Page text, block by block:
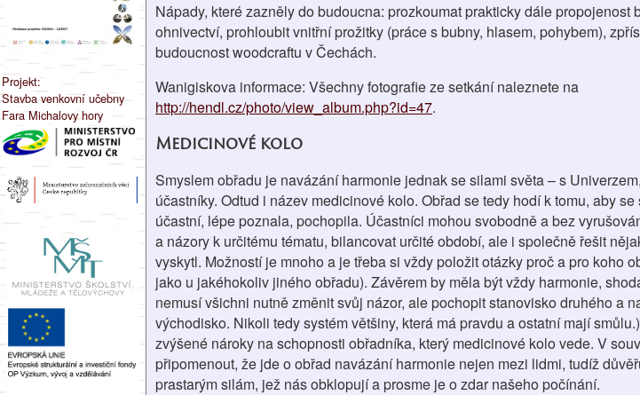
Projekt:
Stavba venkovní učebny
Fara Michalovy hory
Nápady, které zazněly do budoucna: prozkoumat prakticky dále propojenost
ohnivectví, prohloubit vnitřní prožitky (práce s bubny, hlasem, pohybem),
budoucnost woodcraftu v Čechách.
Wanigiskova informace: Všechny fotografie ze setkání naleznete na
http://hendl.cz/photo/view_album.php?id=47.
Medicinové kolo
Smyslem obřadu je navázání harmonie jednak se silami světa – s
účastníky. Odtud i název medicinové kolo. Obřad se tedy hodí k tomu, aby
účastní, lépe poznala, pochopila. Účastníci mohou svobodně a bez
a názory k určitému tématu, bilancovat určité období, ale i společně řešit
vyskytl. Možností je mnoho a je třeba si vždy položit otázky proč a pro koho
jako u jakéhokoliv jiného obřadu). Závěrem by měla být vždy harmonie,
nemusí všichni nutně změnit svůj názor, ale pochopit stanovisko druhého a
východisko. Nikoli tedy systém většiny, která má pravdu a ostatní mají
zvýšené nároky na schopnosti obřadníka, který medicinové kolo vede. V
připomenout, že jde o obřad navázání harmonie nejen mezi lidmi, tudíž
prastarým silám, jež nás obklopují a prosme je o zdar našeho počínání.